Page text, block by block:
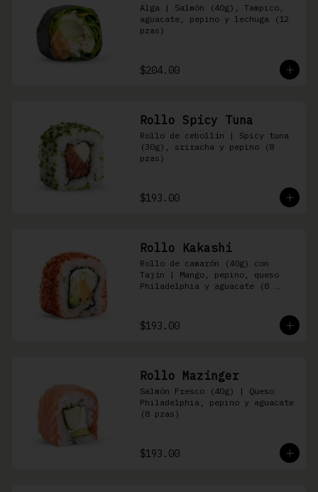
Alga | Salmón (40g), Tampico,
aguacate, pepino y lechuga (12
pzas)
$204.00
Rollo Spicy Tuna
Rollo de cebollín | Spicy tuna
(30g), sriracha y pepino (8
pzas)
$193.00
Rollo Kakashi
Rollo de camarón (40g) con
Tajín | Mango, pepino, queso
Philadelphia y aguacate (8
$193.00
Rollo Mazinger
Salmón Fresco (40g) | Queso
Philadelphia, pepino y aguacate
(8 pzas)
$193.00